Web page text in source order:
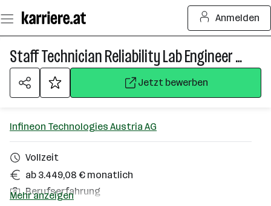
Seiteninhalt
springen
Anmelden
Staff Technician Reliability Lab Engineer (f/m/div)
Jetzt bewerben
Infineon Technologies Austria AG
Vollzeit
ab 3.449,08 € monatlich
Berufserfahrung
Mehr anzeigen